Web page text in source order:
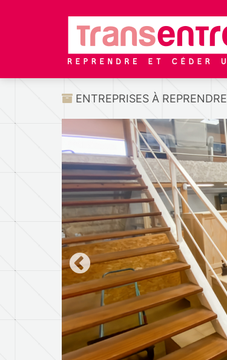
ENTREPRISES À REPRENDRE